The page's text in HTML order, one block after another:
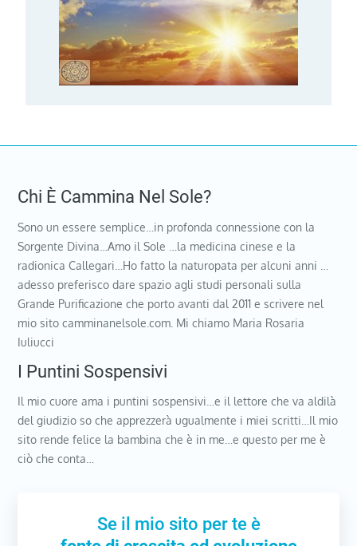
Chi È Cammina Nel Sole?
Sono un essere semplice…in profonda connessione con la
Sorgente Divina…Amo il Sole …la medicina cinese e la
radionica Callegari…Ho fatto la naturopata per alcuni anni …
adesso preferisco dare spazio agli studi personali sulla
Grande Purificazione che porto avanti dal 2011 e scrivere nel
mio sito camminanelsole.com. Mi chiamo Maria Rosaria
Iuliucci
I Puntini Sospensivi
Il mio cuore ama i puntini sospensivi…e il lettore che va aldilà
del giudizio so che apprezzerà ugualmente i miei scritti…Il mio
sito rende felice la bambina che è in me…e questo per me è
ciò che conta…
Se il mio sito per te è